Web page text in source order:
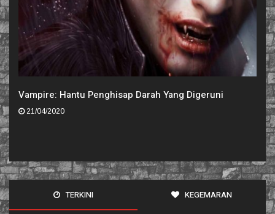
Vampire: Hantu Penghisap Darah Yang Digeruni
21/04/2020
TERKINI KEGEMARAN